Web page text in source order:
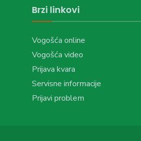
Brzi linkovi
Vogošća online
Vogošća video
Prijava kvara
Servisne informacije
Prijavi problem